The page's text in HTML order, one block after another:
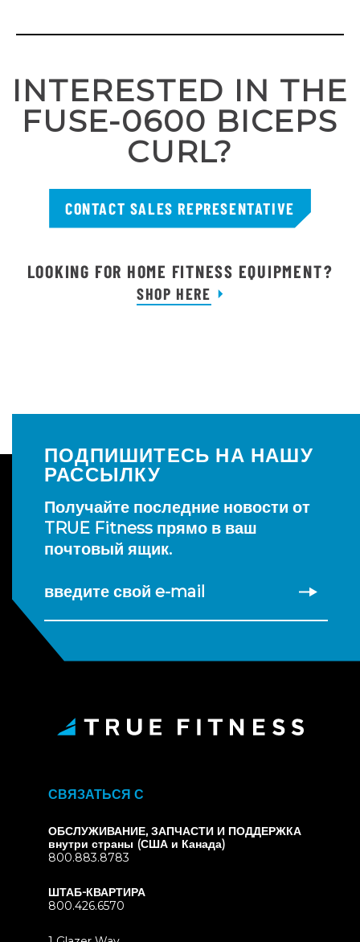
INTERESTED IN THE
FUSE-0600 BICEPS
CURL?
CONTACT SALES REPRESENTATIVE
LOOKING FOR HOME FITNESS EQUIPMENT?
SHOP HERE
ПОДПИШИТЕСЬ НА НАШУ
РАССЫЛКУ
Получайте последние новости от
TRUE Fitness прямо в ваш
почтовый ящик.
введите свой e-mail
СВЯЗАТЬСЯ С
ОБСЛУЖИВАНИЕ, ЗАПЧАСТИ И ПОДДЕРЖКА
внутри страны (США и Канада)
800.883.8783
ШТАБ-КВАРТИРА
800.426.6570